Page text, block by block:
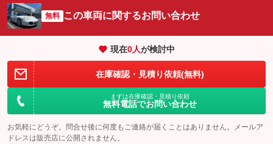
無料 この車両に関するお問い合わせ
現在0人が検討中
在庫確認・見積り依頼(無料)
まずは在庫確認・見積り依頼
無料電話でお問い合わせ
お気軽にどうぞ。問合せ後に何度もご連絡が届くことはありません。メールア
ドレスは販売店に公開されません。